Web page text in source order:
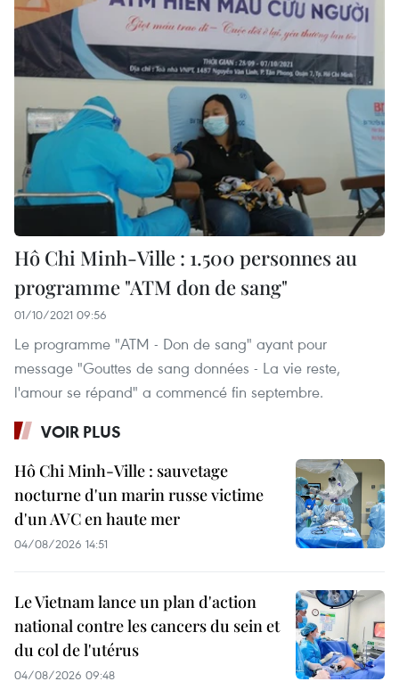
Hô Chi Minh-Ville : 1.500 personnes au
programme "ATM don de sang"
01/10/2021 09:56
Le programme "ATM - Don de sang" ayant pour
message "Gouttes de sang données - La vie reste,
l'amour se répand" a commencé fin septembre.
VOIR PLUS
Hô Chi Minh-Ville : sauvetage
nocturne d'un marin russe victime
d'un AVC en haute mer
04/08/2026 14:51
Le Vietnam lance un plan d'action
national contre les cancers du sein et
du col de l'utérus
04/08/2026 09:48